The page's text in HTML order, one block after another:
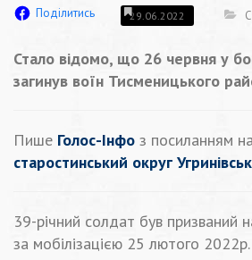
Поділитись 29.06.2022
Стало відомо, що 26 червня у
загинув воїн Тисменицького
Пише Голос-Інфо з посиланням на
старостинський округ
39-річний солдат був призваний
за мобілізацією 25 лютого 2022р.